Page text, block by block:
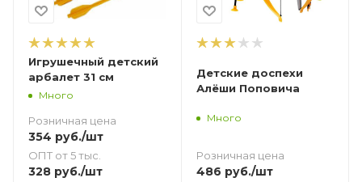
Игрушечный детский
арбалет 31 см
Много
Розничная цена
354 руб./шт
ОПТ от 5 тыс.
328 руб./шт
Детские доспехи
Алёши Поповича
Много
Розничная цена
486 руб./шт